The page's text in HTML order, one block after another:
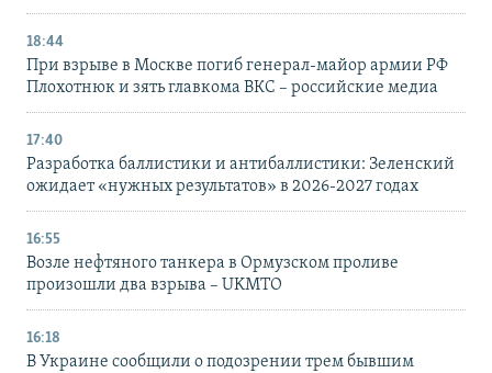
18:44
При взрыве в Москве погиб генерал-майор армии РФ
Плохотнюк и зять главкома ВКС – российские медиа
17:40
Разработка баллистики и антибаллистики: Зеленский
ожидает «нужных результатов» в 2026-2027 годах
16:55
Возле нефтяного танкера в Ормузском проливе
произошли два взрыва – UKMTO
16:18
В Украине сообщили о подозрении трем бывшим